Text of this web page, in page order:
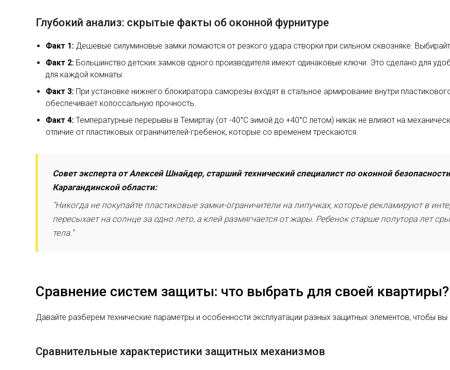
Глубокий анализ: скрытые факты об оконной фурнитуре
Факт 1: Дешевые силуминовые замки ломаются от резкого удара створки при сильном сквозняке.
Факт 2: Большинство детских замков одного производителя имеют одинаковые ключи. Это сделано для
для каждой комнаты.
Факт 3: При установке нижнего блокиратора саморезы входят в стальное армирование внутри
обеспечивает колоссальную прочность.
Факт 4: Температурные перерывы в Темиртау (от -40°C зимой до +40°C летом) никак не влияют на
отличие от пластиковых ограничителей-гребенок, которые со временем трескаются.
Совет эксперта от Алексей Шнайдер, старший технический специалист по оконной
Карагандинской области:
"Никогда не покупайте пластиковые замки-ограничители на липучках, которые рекламируют в
пересыхает на солнце за одно лето, а клей размягчается от жары. Ребенок старше полутора лет
тела."
Сравнение систем защиты: что выбрать для своей квартиры?
Давайте разберем технические параметры и особенности эксплуатации разных защитных элементов, чтобы вы
Сравнительные характеристики защитных механизмов